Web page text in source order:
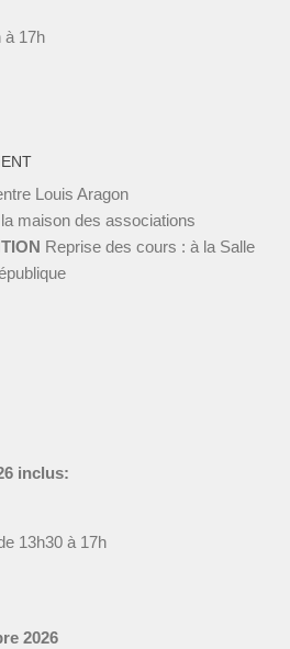
à 17h
Louis Aragon
maison des associations
Reprise des cours : à la Salle
inclus:
13h30 à 17h
2026